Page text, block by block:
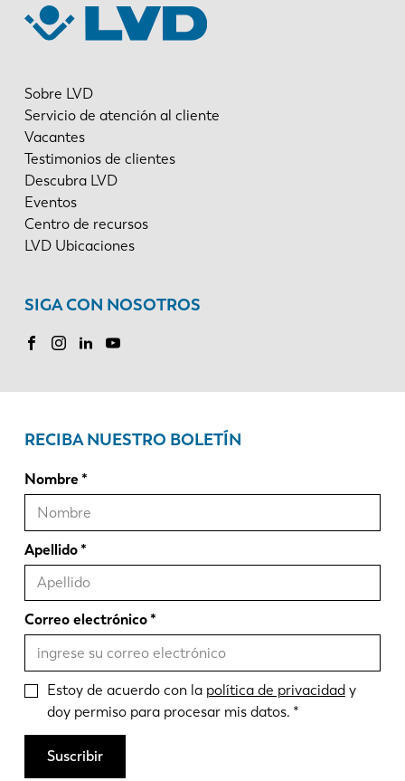
Sobre LVD
Servicio de atención al cliente
Vacantes
Testimonios de clientes
Descubra LVD
Eventos
Centro de recursos
LVD Ubicaciones
SIGA CON NOSOTROS
RECIBA NUESTRO BOLETÍN
Nombre
Apellido
Correo electrónico
Estoy de acuerdo con la política de privacidady
doy permiso para procesar mis datos.
Suscribir